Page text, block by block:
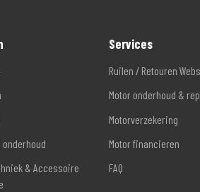
onderhoud
& Accessoire
Services
Ruilen / Retouren
Motor onderhoud &
Motorverzekering
Motor financieren
FAQ